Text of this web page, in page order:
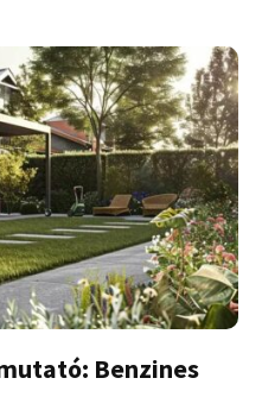
Benzines